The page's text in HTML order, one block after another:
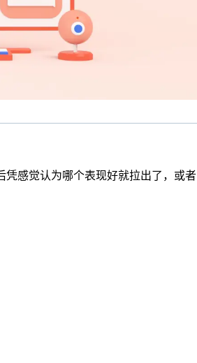
感觉认为哪个表现好就拉出了，或者